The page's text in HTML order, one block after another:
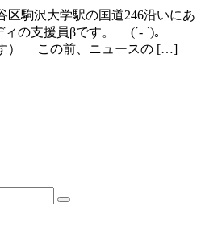
駒沢大学駅の国道246沿いにあ
ィの支援員βです。 (´- `)｡
） この前、ニュースの […]
検